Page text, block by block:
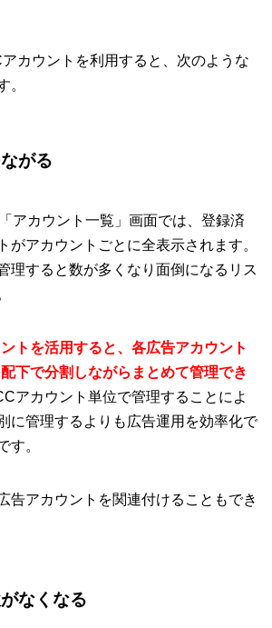
カウントを利用すると、次のような
。
がる
アカウント一覧」画面では、登録済
がアカウントごとに全表示されます。
理すると数が多くなり面倒になるリス
トを活用すると、各広告アカウント
下で分割しながらまとめて管理でき
アカウント単位で管理することによ
に管理するよりも広告運用を効率化で
す。
告アカウントを関連付けることもでき
なくなる